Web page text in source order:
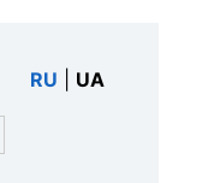
RU UA